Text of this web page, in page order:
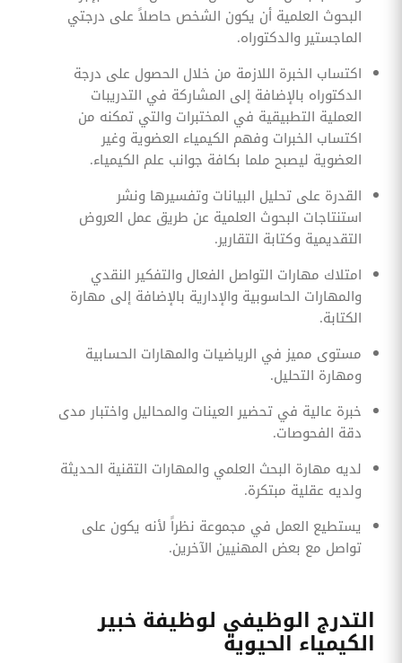
البحوث العلمية أن يكون الشخص حاصلاً على درجتي
الماجستير والدكتوراه.
اكتساب الخبرة اللازمة من خلال الحصول على درجة
الدكتوراه بالإضافة إلى المشاركة في التدريبات
العملية التطبيقية في المختبرات والتي تمكنه من
اكتساب الخبرات وفهم الكيمياء العضوية وغير
العضوية ليصبح ملما بكافة جوانب علم الكيمياء.
القدرة على تحليل البيانات وتفسيرها ونشر
استنتاجات البحوث العلمية عن طريق عمل العروض
التقديمية وكتابة التقارير.
امتلاك مهارات التواصل الفعال والتفكير النقدي
والمهارات الحاسوبية والإدارية بالإضافة إلى مهارة
الكتابة.
مستوى مميز في الرياضيات والمهارات الحسابية
ومهارة التحليل.
خبرة عالية في تحضير العينات والمحاليل واختبار مدى
دقة الفحوصات.
لديه مهارة البحث العلمي والمهارات التقنية الحديثة
ولديه عقلية مبتكرة.
يستطيع العمل في مجموعة نظراً لأنه يكون على
تواصل مع بعض المهنيين الآخرين.
التدرج الوظيفي لوظيفة خبير
الكيمياء الحيوية